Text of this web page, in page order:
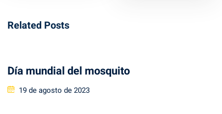
Related Posts
Día mundial del mosquito
Posted
19 de agosto de 2023